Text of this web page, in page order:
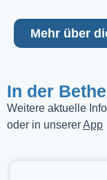
Mehr über
In der
Weitere aktuelle
oder in unsererApp